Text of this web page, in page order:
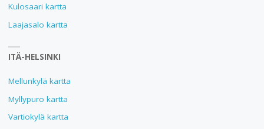
Kulosaari kartta
Laajasalo kartta
ITÄ-HELSINKI
Mellunkylä kartta
Myllypuro kartta
Vartiokylä kartta